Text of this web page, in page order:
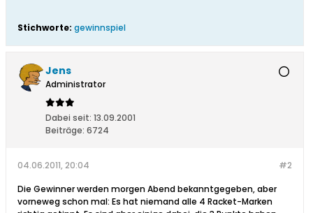
Stichworte: gewinnspiel
Jens
Administrator
Dabei seit: 13.09.2001
Beiträge: 6724
#2
04.06.2011, 20:04
Die Gewinner werden morgen Abend bekanntgegeben, aber
vorneweg schon mal: Es hat niemand alle 4 Racket-Marken